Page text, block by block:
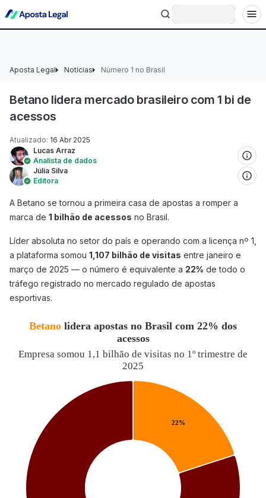
+18 Ministério da Fazenda adverte: aposta não é investimento.
Aposta Legal Notícias Número 1 no Brasil
Betano lidera mercado brasileiro com 1 bi de
acessos
Atualizado: 16 Abr 2025
Lucas Arraz
Analista de dados
Júlia Silva
Editora
A Betano se tornou a primeira casa de apostas a romper a
marca de 1 bilhão de acessos no Brasil.
Líder absoluta no setor do país e operando com a licença nº 1,
a plataforma somou 1,107 bilhão de visitas entre janeiro e
março de 2025 — o número é equivalente a 22% de todo o
tráfego registrado no mercado regulado de apostas
esportivas.